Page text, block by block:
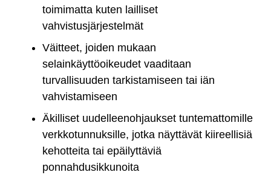
toimimatta kuten lailliset
vahvistusjärjestelmät
Väitteet, joiden mukaan
selainkäyttöoikeudet vaaditaan
turvallisuuden tarkistamiseen tai iän
vahvistamiseen
Äkilliset uudelleenohjaukset tuntemattomille
verkkotunnuksille, jotka näyttävät kiireellisiä
kehotteita tai epäilyttäviä
ponnahdusikkunoita